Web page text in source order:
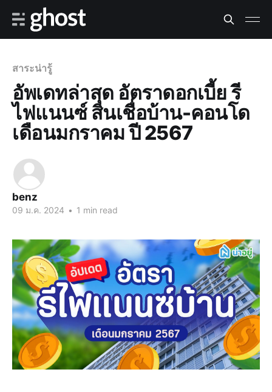
สาระน่ารู้
อัพเดทล่าสุด อัตราดอกเบี้ย รี
ไฟแนนซ์ สินเชื่อบ้าน-คอนโด
เดือนมกราคม ปี 2567
benz
09 ม.ค. 2024 • 1 min read